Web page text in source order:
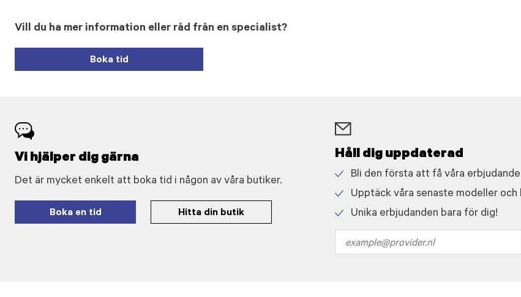
Vill du ha mer information eller råd från en specialist?
Boka tid
Vi hjälper dig gärna
Det är mycket enkelt att boka tid i någon av våra butiker.
Boka en tid Hitta din butik
Håll dig uppdaterad
icon
Bli den första att få våra
icon
Upptäck våra senaste modeller
Unika erbjudanden bara för dig!
address